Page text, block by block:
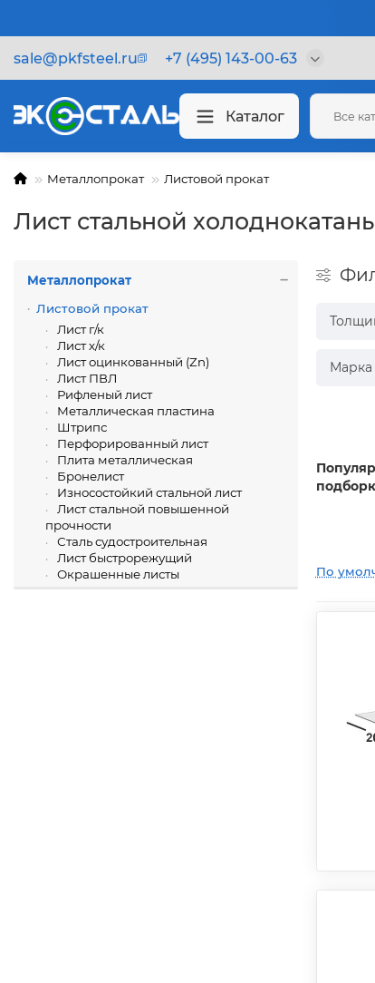
sale@pkfsteel.ru +7 (495) 143-00-63
Каталог Все
Металлопрокат Листовой прокат
Лист стальной
Металлопрокат
Листовой прокат
Лист г/к
Лист х/к
Лист оцинкованный (Zn)
Лист ПВЛ
Рифленый лист
Металлическая пластина
Штрипс
Перфорированный лист
Плита металлическая
Бронелист
Износостойкий стальной лист
Лист стальной повышенной
прочности
Сталь судостроительная
Лист быстрорежущий
Окрашенные листы
Марка
По